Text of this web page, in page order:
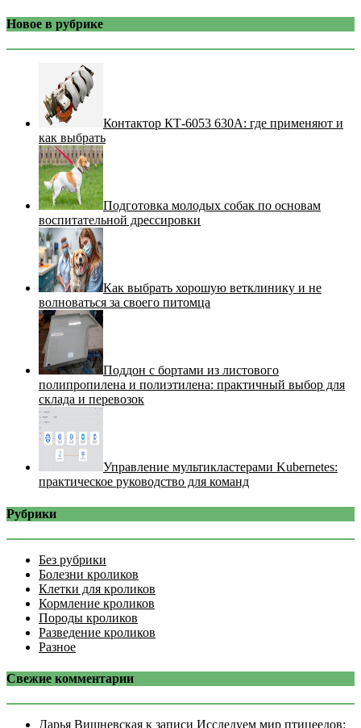
Новое в рубрике
Контактор КТ-6053 630А: где применяют и
как выбрать
Подготовка молодых собак по основам
воспитательной дрессировки
Как выбрать хорошую ветклинику и не
волноваться за своего питомца
Поддон с бортами из листового
полипропилена и полиэтилена: практичный выбор для
склада и перевозок
Управление мультикластерами Kubernetes:
практическое руководство для команд
Рубрики
Без рубрики
Болезни кроликов
Клетки для кроликов
Кормление кроликов
Породы кроликов
Разведение кроликов
Разное
Свежие комментарии
Дарья Вишневская к записи Исследуем мир птицеедов: